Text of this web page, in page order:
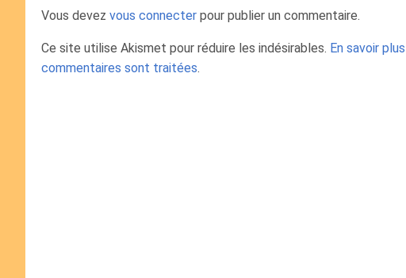
Vous devez vous connecter pour publier un commentaire.
Ce site utilise Akismet pour réduire les indésirables. En savoir
commentaires sont traitées.